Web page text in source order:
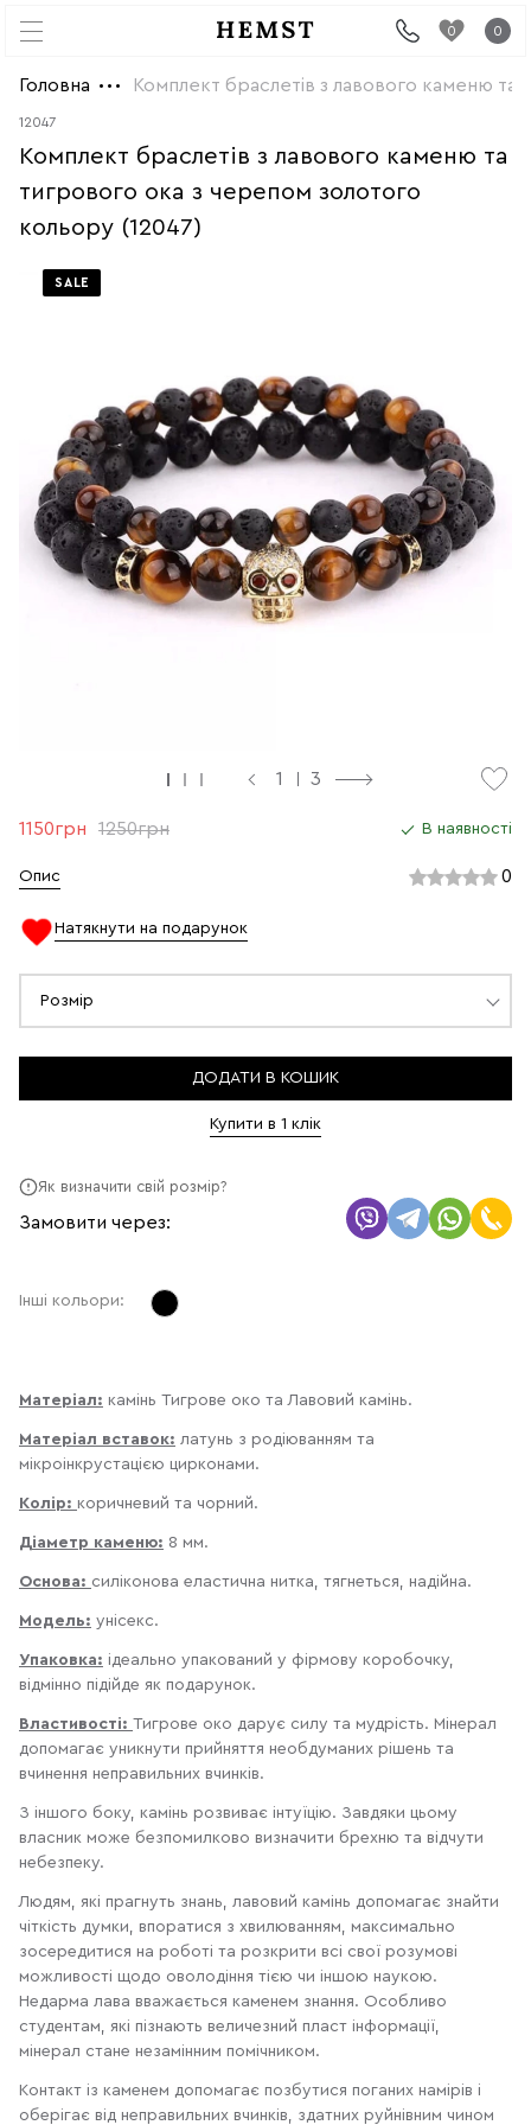
0 0
Головна Комплект браслетів з лавового каменю
12047
Комплект браслетів з лавового каменю та
тигрового ока з черепом золотого
кольору (12047)
SALE
1 3
1150грн 1250грн В наявності
Опис 0
Натякнути на подарунок
Розмір
ДОДАТИ В КОШИК
Купити в 1 клік
Як визначити свій розмір?
Замовити через:
Інші кольори:
Матеріал: камінь Тигрове око та Лавовий камінь.
Матеріал вставок: латунь з родіюванням та
мікроінкрустацією цирконами.
Колір: коричневий та чорний.
Діаметр каменю: 8 мм.
Основа: силіконова еластична нитка, тягнеться, надійна.
Модель: унісекс.
Упаковка: ідеально упакований у фірмову коробочку,
відмінно підійде як подарунок.
Властивості: Тигрове око дарує силу та мудрість. Мінерал
допомагає уникнути прийняття необдуманих рішень та
вчинення неправильних вчинків.
З іншого боку, камінь розвиває інтуїцію. Завдяки цьому
власник може безпомилково визначити брехню та відчути
небезпеку.
Людям, які прагнуть знань, лавовий камінь допомагає знайти
чіткість думки, впоратися з хвилюванням, максимально
зосередитися на роботі та розкрити всі свої розумові
можливості щодо оволодіння тією чи іншою наукою.
Недарма лава вважається каменем знання. Особливо
студентам, які пізнають величезний пласт інформації,
мінерал стане незамінним помічником.
Контакт із каменем допомагає позбутися поганих намірів і
оберігає від неправильних вчинків, здатних руйнівним чином